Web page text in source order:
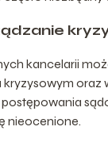
kancelarii
nieocenione.